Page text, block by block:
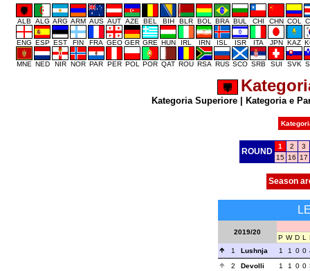
ALB ALG ARG ARM AUS AUT AZE BEL BIH BLR BOL BRA BUL CHI CHN COL
ENG ESP EST FIN FRA GEO GER GRE HUN IRL IRN ISL ISR ITA JPN KAZ
MNE NED NIR NOR PAR PER POL POR QAT ROU RSA RUS SCO SRB SUI SVK
Kategoria Superiore Kategoria e
ROUND
1 2
3
15 16 17
Season
2019/20
P W D L
1
Lushnja 1 1 0 0
2
Devolli 1 1 0 0